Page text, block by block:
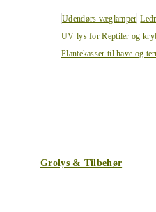
Udendørs væglamper
UV lys for Reptiler og
Plantekasser til have og
Grolys & Tilbehør